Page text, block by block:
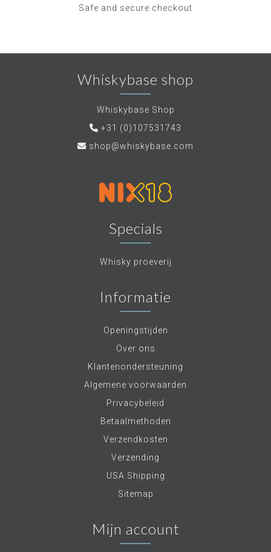
Safe and secure checkout
Whiskybase shop
Whiskybase Shop
+31 (0)107531743
shop@whiskybase.com
Specials
Whisky proeverij
Informatie
Openingstijden
Over ons
Klantenondersteuning
Algemene voorwaarden
Privacybeleid
Betaalmethoden
Verzendkosten
Verzending
USA Shipping
Sitemap
Mijn account